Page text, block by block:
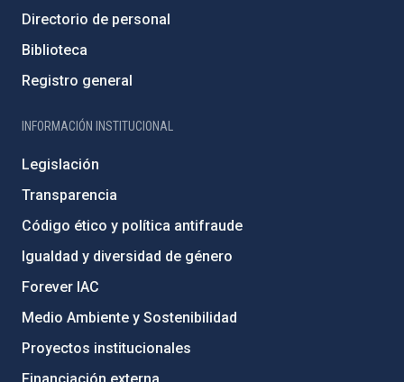
Directorio de personal
Biblioteca
Registro general
INFORMACIÓN INSTITUCIONAL
Legislación
Transparencia
Código ético y política antifraude
Igualdad y diversidad de género
Forever IAC
Medio Ambiente y Sostenibilidad
Proyectos institucionales